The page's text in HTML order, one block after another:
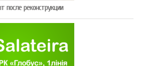
после реконструкции